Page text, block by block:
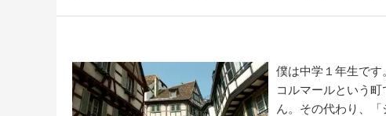
僕は中学１年生で
コルマールという
ん。その代わり、